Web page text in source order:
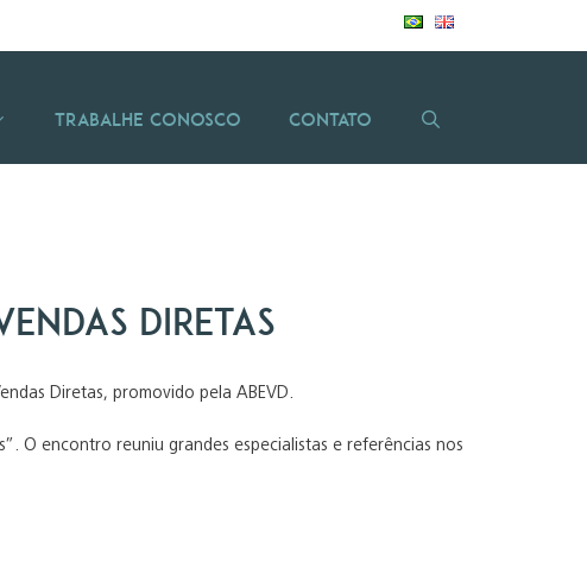
Trabalhe Conosco Contato
Diretas
Diretas, promovido pela ABEVD.
O encontro reuniu grandes especialistas e referências nos